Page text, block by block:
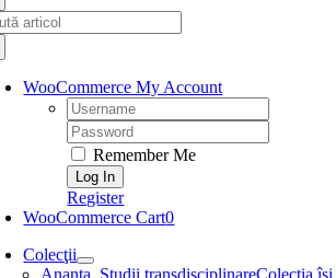
WooCommerce My Account
Username:
Password:
Remember Me
Register
WooCommerce Cart0
Colecţii
Ananta. Studii transdisciplinareColecţia își